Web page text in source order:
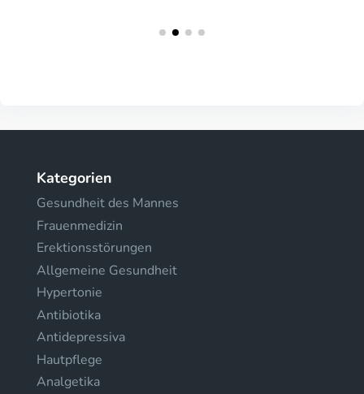
Kategorien
Gesundheit des Mannes
Frauenmedizin
Erektionsstörungen
Allgemeine Gesundheit
Hypertonie
Antibiotika
Antidepressiva
Hautpflege
Analgetika